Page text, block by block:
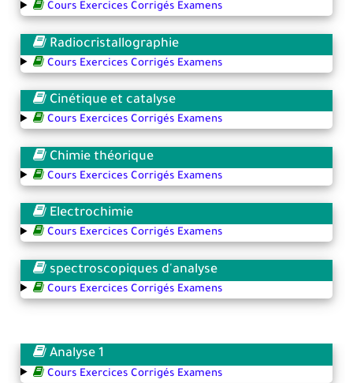
Cours Exercices Corrigés Examens
Radiocristallographie
Cours Exercices Corrigés Examens
Cinétique et catalyse
Cours Exercices Corrigés Examens
Chimie théorique
Cours Exercices Corrigés Examens
Electrochimie
Cours Exercices Corrigés Examens
spectroscopiques d'analyse
Cours Exercices Corrigés Examens
Analyse 1
Cours Exercices Corrigés Examens